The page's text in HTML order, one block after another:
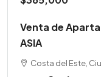
Venta de
ASIA
Costa del Este,